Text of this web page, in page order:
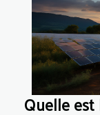
Quelle